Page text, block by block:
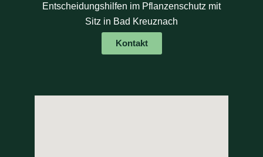
Entscheidungshilfen im Pflanzenschutz mit
Sitz in Bad Kreuznach
Kontakt